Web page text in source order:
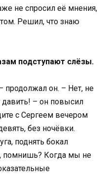
не спросил её мнения,
Решил, что знаю
подступают слёзы.
продолжал он. – Нет, не
– он повысил
с Сергеем вечером
без ночёвки.
поднять бокал
помнишь? Когда мы не